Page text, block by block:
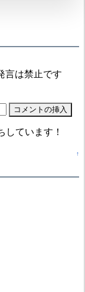
言は禁止です
ています！
↑